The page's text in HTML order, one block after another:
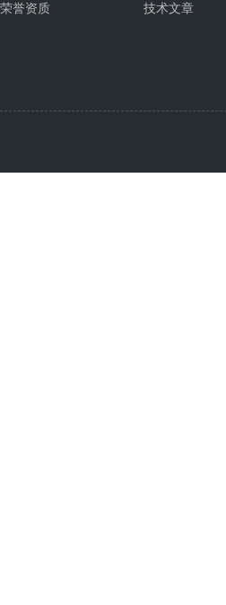
荣誉资质
技术文章